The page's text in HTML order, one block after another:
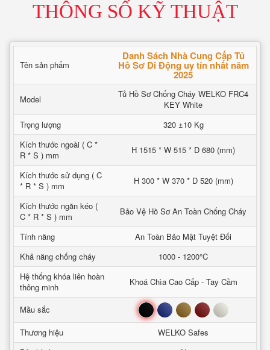
THÔNG SỐ KỸ THUẬT
Tên sản phẩm
Danh Sách Nhà Cung Cấp Tủ
Hồ Sơ Di Động uy tín nhất năm
2025
Model
Tủ Hồ Sơ Chống Cháy WELKO FRC4
KEY White
Trọng lượng
320 ±10 Kg
Kích thước ngoài ( C *
R * S ) mm
H 1515 * W 515 * D 680 (mm)
Kích thước sử dụng ( C
* R * S ) mm
H 300 * W 370 * D 520 (mm)
Kích thước ngăn kéo (
C * R * S ) mm
Bảo Vệ Hồ Sơ An Toàn Chống Cháy
Tính năng
An Toàn Bảo Mật Tuyệt Đối
Khả năng chống cháy
1000 - 1200°C
Hệ thống khóa liên hoàn
thông minh
Khoá Chìa Cao Cấp - Tay Cầm
Mầu sắc Đen Xanh Nâu Đỏ Trắng
Thương hiệu
WELKO Safes